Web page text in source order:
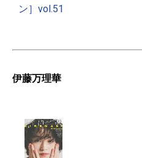
ン］vol.51
伊藤万理華